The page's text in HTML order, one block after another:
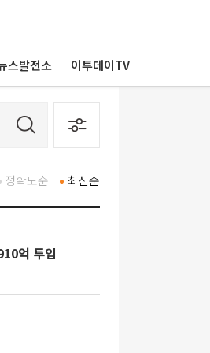
스발전소 이투데이TV
최신순
정확도순
억 투입